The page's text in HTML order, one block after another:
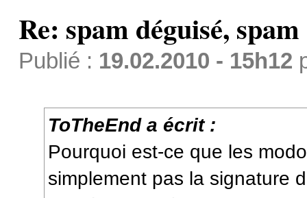
Re: spam déguisé,
Publié : 19.02.2010 - 15h12
ToTheEnd a écrit :
Pourquoi est-ce que les
simplement pas la signature